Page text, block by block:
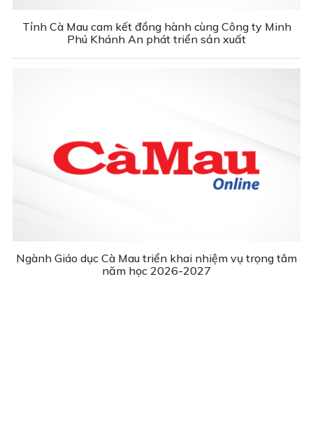
Tỉnh Cà Mau cam kết đồng hành cùng Công ty Minh
Phú Khánh An phát triển sản xuất
Ngành Giáo dục Cà Mau triển khai nhiệm vụ trọng tâm
năm học 2026-2027